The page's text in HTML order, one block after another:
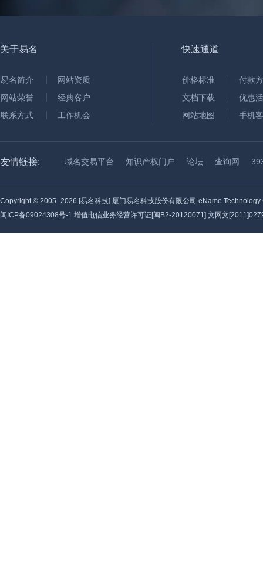
关于易名
易名简介
网站资质
网站荣誉
经典客户
联系方式
工作机会
快速通道
价格标准
付款
文档下载
优惠
网站地图
手机
友情链接: 域名交易平台 知识产权门户 论坛 查询网
Copyright © 2005- 2026 [易名科技] 厦门易名科技股份有限公司 eName Technology
闽ICP备09024308号-1 增值电信业务经营许可证[闽B2-20120071] 文网文